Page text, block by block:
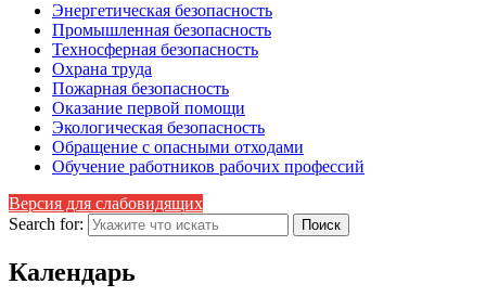
Энергетическая безопасность
Промышленная безопасность
Техносферная безопасность
Охрана труда
Пожарная безопасность
Оказание первой помощи
Экологическая безопасность
Обращение с опасными отходами
Обучение работников рабочих профессий
Версия для слабовидящих
Search for:
Календарь